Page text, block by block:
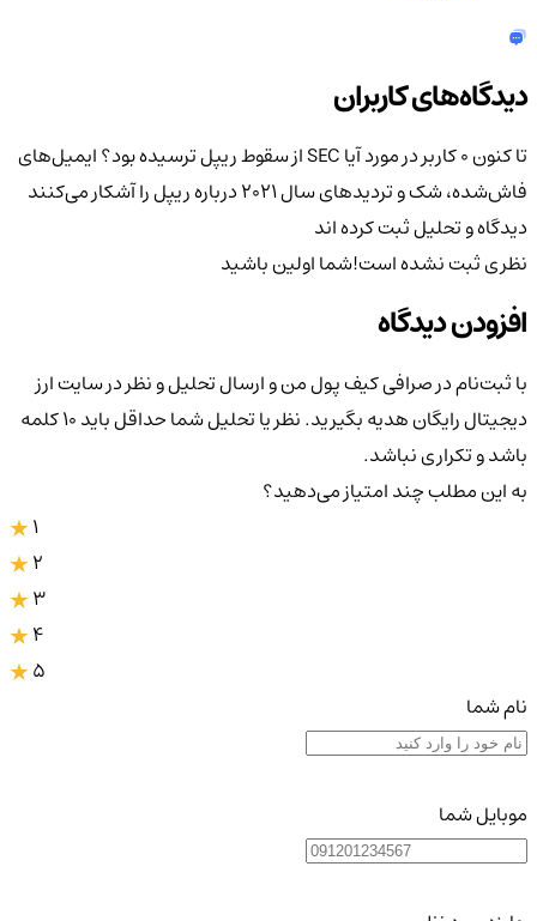
دیدگاه‌های کاربران
تا کنون 0 کاربر در مورد
آیا SEC از سقوط ریپل ترسیده بود؟ ایمیل‌های
فاش‌شده، شک و تردیدهای سال ۲۰۲۱ درباره ریپل را آشکار می‌کنند
دیدگاه و تحلیل ثبت کرده اند
نظری ثبت نشده است!شما اولین باشید
افزودن دیدگاه
با ثبت‌نام در صرافی کیف پول من و ارسال تحلیل و نظر در سایت ارز
دیجیتال رایگان هدیه بگیرید. نظر یا تحلیل شما حداقل باید ۱۰ کلمه
باشد و تکراری نباشد.
به این مطلب چند امتیاز می‌دهید؟
3
4
5
نام شما
موبایل شما